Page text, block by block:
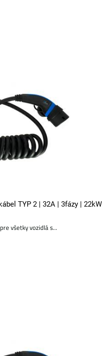
TYP 2 | 32A | 3fázy | 22kW
všetky vozidlá s...